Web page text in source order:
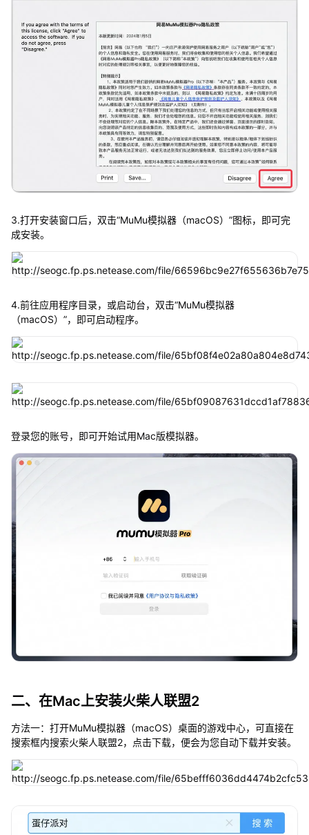
3.打开安装窗口后，双击“MuMu模拟器（macOS）”图标，即可完
成安装。
4.前往应用程序目录，或启动台，双击“MuMu模拟器
（macOS）”，即可启动程序。
登录您的账号，即可开始试用Mac版模拟器。
二、在Mac上安装火柴人联盟2
方法一：打开MuMu模拟器（macOS）桌面的游戏中心，可直接在
搜索框内搜索火柴人联盟2，点击下载，便会为您自动下载并安装。